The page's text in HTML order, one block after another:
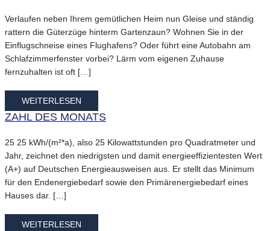
Verlaufen neben Ihrem gemütlichen Heim nun Gleise und ständig
rattern die Güterzüge hinterm Gartenzaun? Wohnen Sie in der
Einflugschneise eines Flughafens? Oder führt eine Autobahn am
Schlafzimmerfenster vorbei? Lärm vom eigenen Zuhause
fernzuhalten ist oft […]
WEITERLESEN
ZAHL DES MONATS
25 25 kWh/(m²*a), also 25 Kilowattstunden pro Quadratmeter und
Jahr, zeichnet den niedrigsten und damit energieeffizientesten Wert
(A+) auf Deutschen Energieausweisen aus. Er stellt das Minimum
für den Endenergiebedarf sowie den Primärenergiebedarf eines
Hauses dar. […]
WEITERLESEN